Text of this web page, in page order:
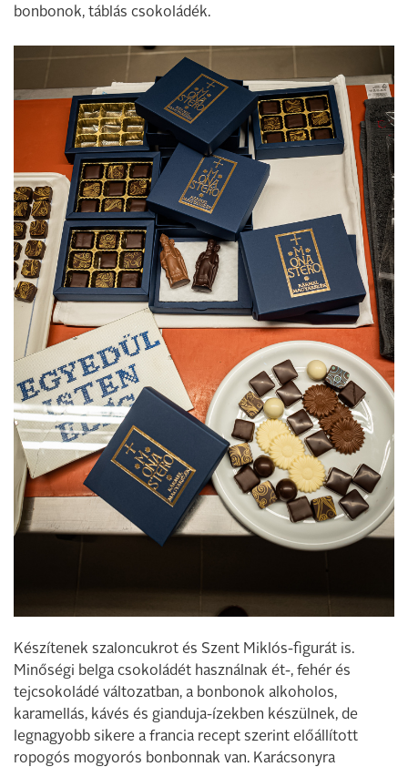
bonbonok, táblás csokoládék.
Készítenek szaloncukrot és Szent Miklós-figurát is.
Minőségi belga csokoládét használnak ét-, fehér és
tejcsokoládé változatban, a bonbonok alkoholos,
karamellás, kávés és gianduja-ízekben készülnek, de
legnagyobb sikere a francia recept szerint előállított
ropogós mogyorós bonbonnak van. Karácsonyra